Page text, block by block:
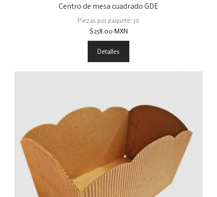
Centro de mesa cuadrado GDE
Piezas por paquete: 50
$258.00 MXN
Detalles